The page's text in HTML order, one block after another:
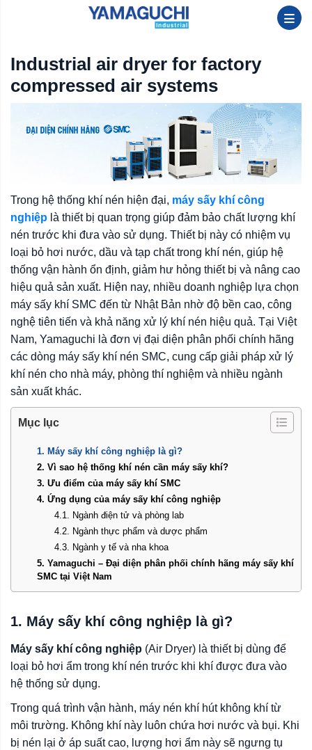
Industrial air dryer for factory
compressed air systems
Trong hệ thống khí nén hiện đại, máy sấy khí công
nghiệp là thiết bị quan trọng giúp đảm bảo chất lượng khí
nén trước khi đưa vào sử dụng. Thiết bị này có nhiệm vụ
loại bỏ hơi nước, dầu và tạp chất trong khí nén, giúp hệ
thống vận hành ổn định, giảm hư hỏng thiết bị và nâng cao
hiệu quả sản xuất. Hiện nay, nhiều doanh nghiệp lựa chọn
máy sấy khí SMC đến từ Nhật Bản nhờ độ bền cao, công
nghệ tiên tiến và khả năng xử lý khí nén hiệu quả. Tại Việt
Nam, Yamaguchi là đơn vị đại diện phân phối chính hãng
các dòng máy sấy khí nén SMC, cung cấp giải pháp xử lý
khí nén cho nhà máy, phòng thí nghiệm và nhiều ngành
sản xuất khác.
Mục lục
1. Máy sấy khí công nghiệp là gì?
2. Vì sao hệ thống khí nén cần máy sấy khí?
3. Ưu điểm của máy sấy khí SMC
4. Ứng dụng của máy sấy khí công nghiệp
4.1. Ngành điện tử và phòng lab
4.2. Ngành thực phẩm và dược phẩm
4.3. Ngành y tế và nha khoa
5. Yamaguchi – Đại diện phân phối chính hãng máy sấy khí
SMC tại Việt Nam
1. Máy sấy khí công nghiệp là gì?
Máy sấy khí công nghiệp (Air Dryer) là thiết bị dùng để
loại bỏ hơi ẩm trong khí nén trước khi khí được đưa vào
hệ thống sử dụng.
Trong quá trình vận hành, máy nén khí hút không khí từ
môi trường. Không khí này luôn chứa hơi nước và bụi. Khi
bị nén lại ở áp suất cao, lượng hơi ẩm này sẽ ngưng tụ